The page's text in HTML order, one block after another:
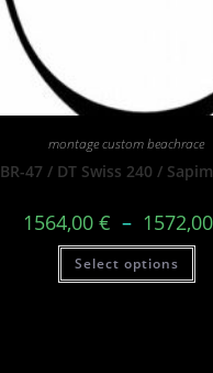
montage custom beachrace
BR-47 / DT Swiss 240 /
1564,00 € – 1572,00
Select options